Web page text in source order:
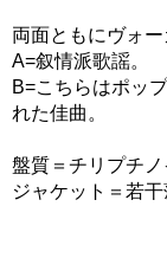
両面ともにヴォー
A=叙情派歌謡。
B=こちらはポッ
れた佳曲。
盤質＝チリプチノ
ジャケット＝若